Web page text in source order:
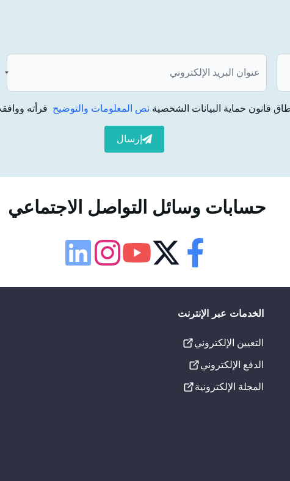
بالنسبة للأشخاص الذين يستخدمون مميعات الدم، يتم
صدمة,
لوحة إمكانية الوصول
الإعدادات المرئية
تسطير الروابط
تدرج الرمادي
قانون حماية البيانات الشخصية نص المعلومات والتوضيح قرأته
إرسال
حسابات وسائل التواصل الاجتماعي
الخدمات عبر الإنترنت
التعيين الإلكتروني
الدفع الإلكتروني
المجلة الإلكترونية